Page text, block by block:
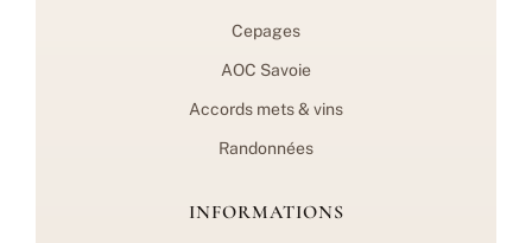
Cepages
AOC Savoie
Accords mets & vins
Randonnées
INFORMATIONS